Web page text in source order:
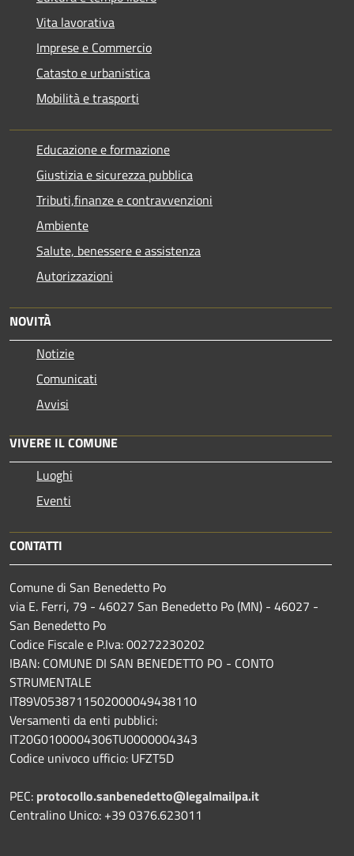
Vita lavorativa
Imprese e Commercio
Catasto e urbanistica
Mobilità e trasporti
Educazione e formazione
Giustizia e sicurezza pubblica
Tributi,finanze e contravvenzioni
Ambiente
Salute, benessere e assistenza
Autorizzazioni
NOVITÀ
Notizie
Comunicati
Avvisi
VIVERE IL COMUNE
Luoghi
Eventi
CONTATTI
Comune di San Benedetto Po
via E. Ferri, 79 - 46027 San Benedetto Po (MN) - 46027 -
San Benedetto Po
Codice Fiscale e P.Iva: 00272230202
IBAN: COMUNE DI SAN BENEDETTO PO - CONTO
STRUMENTALE
IT89V0538711502000049438110
Versamenti da enti pubblici:
IT20G0100004306TU0000004343
Codice univoco ufficio: UFZT5D
PEC: protocollo.sanbenedetto@legalmailpa.it
Centralino Unico: +39 0376.623011